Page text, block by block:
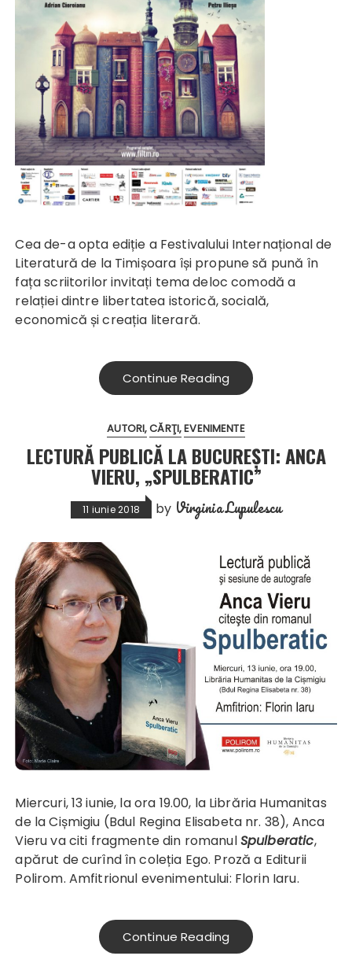
Cea de-a opta ediție a Festivalului Internațional de
Literatură de la Timișoara își propune să pună în
fața scriitorilor invitați tema deloc comodă a
relației dintre libertatea istorică, socială,
economică și creația literară.
Continue Reading
AUTORI CĂRŢI EVENIMENTE
LECTURĂ PUBLICĂ LA BUCUREȘTI: ANCA
VIERU, „SPULBERATIC”
11 iunie 2018 by Virginia Lupulescu
Miercuri, 13 iunie, la ora 19.00, la Librăria Humanitas
de la Cișmigiu (Bdul Regina Elisabeta nr. 38), Anca
Vieru va citi fragmente din romanulSpulberatic,
apărut de curînd în coleția Ego. Proză a Editurii
Polirom. Amfitrionul evenimentului: Florin Iaru.
Continue Reading